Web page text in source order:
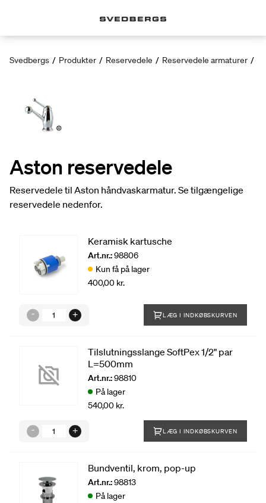
Svedbergs / Produkter / Reservedele / Reservedele armaturer /
Aston reservedele
Reservedele til Aston håndvaskarmatur. Se tilgængelige
reservedele nedenfor.
Keramisk kartusche
Art.nr.:98806
Kun få på lager
400,00 kr.
LÆG I INDKØBSKURVEN
Tilslutningsslange SoftPex 1/2" par
L=500mm
Art.nr.:98810
På lager
540,00 kr.
LÆG I INDKØBSKURVEN
Bundventil, krom, pop-up
Art.nr.:98813
På lager